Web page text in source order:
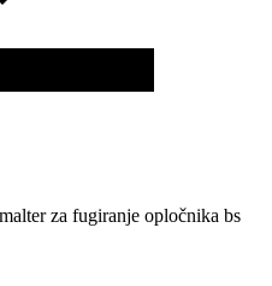
za fugiranje opločnika bs